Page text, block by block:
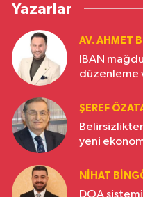
Yazarlar
AV. AHMET
IBAN
düzenleme
ŞEREF
yeni
NIHAT
DOA